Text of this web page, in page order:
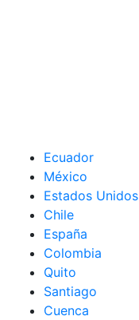
Ecuador
México
Estados Unidos
Chile
España
Colombia
Quito
Santiago
Cuenca